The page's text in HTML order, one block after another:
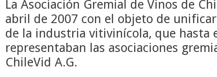
La Asociación Gremial de Vinos de
abril de 2007 con el objeto de
de la industria vitivinícola, que hasta
representaban las asociaciones
ChileVid A.G.